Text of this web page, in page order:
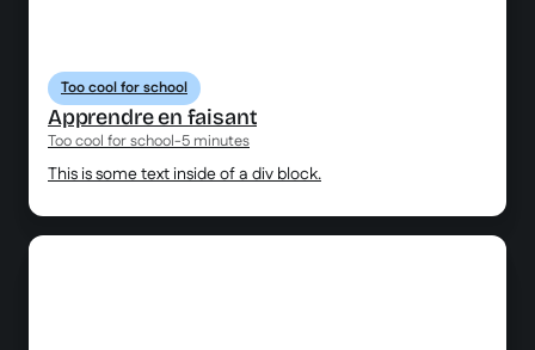
Too cool for school
Apprendre en faisant
Too cool for school-5 minutes
This is some text inside of a div block.